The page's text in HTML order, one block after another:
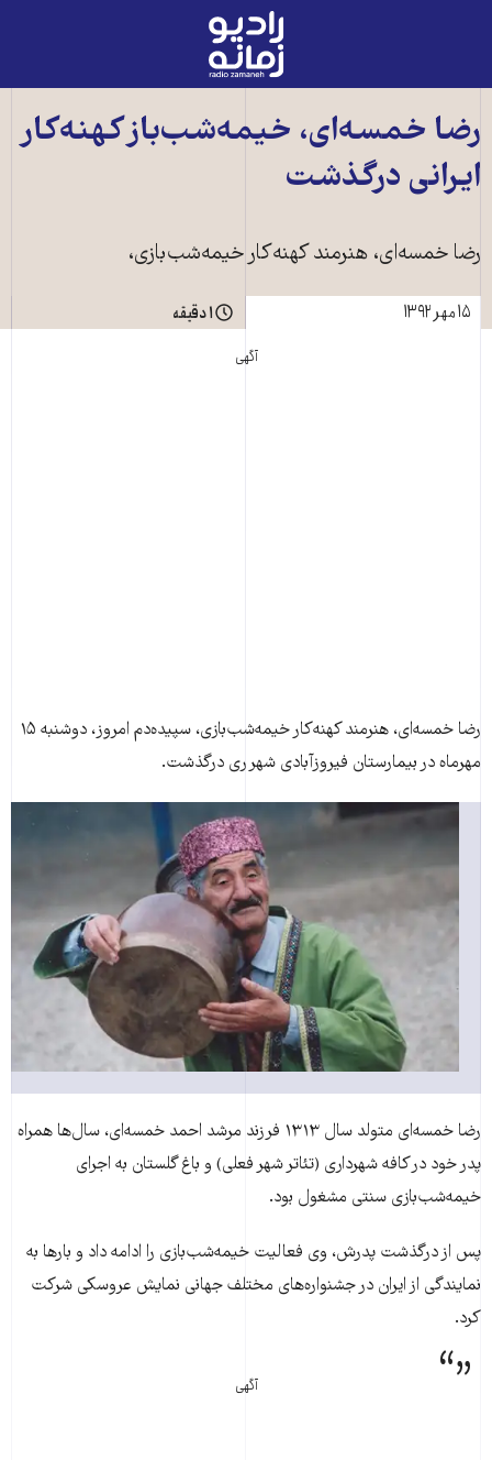
رادیو
زمانه
صفحه
اصلی
رضا خمسه‌ای، خيمه‌شب‌باز کهنه‌کار
ايرانی درگذشت
رضا خمسه‌ای، هنرمند کهنه‌کار خيمه‌شب‌بازی،
۱۵ مهر ۱۳۹۲
۱ دقیقه
آگهی
رضا خمسه‌ای، هنرمند کهنه‌کار خيمه‌شب‌بازی، سپيده‌دم امروز، دوشنبه ۱۵
مهرماه در بيمارستان فيروزآبادی شهر ری درگذشت.
رضا خمسه‌ای متولد سال ۱۳۱۳ فرزند مرشد احمد خمسه‌ای، سال‌ها همراه
پدر خود در کافه شهرداری (تئا‌تر شهر فعلی) و باغ گلستان به اجرای
خيمه‌شب‌بازی سنتی مشغول بود.
پس از درگذشت پدرش، وی فعاليت خيمه‌شب‌بازی را ادامه داد و بار‌ها به
نمايندگی از ايران در جشنواره‌های مختلف جهانی نمايش عروسکی شرکت
کرد.
آگهی